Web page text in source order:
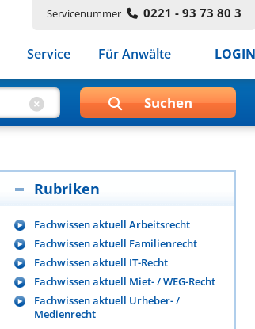
Servicenummer 0221 - 93 73 80 3
Service Für Anwälte LOGIN
Rubriken
Fachwissen aktuell Arbeitsrecht
Fachwissen aktuell Familienrecht
Fachwissen aktuell IT-Recht
Fachwissen aktuell Miet- / WEG-Recht
Fachwissen aktuell Urheber- /
Medienrecht